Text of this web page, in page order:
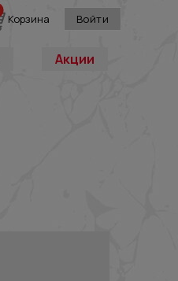
Корзина Войти
Акции